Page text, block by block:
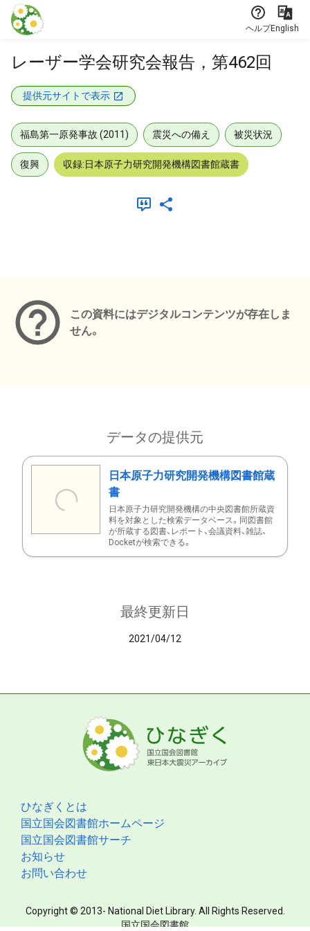
本文に飛ぶ
ヘルプEnglish
レーザー学会研究会報告，第462回
提供元サイトで表示
福島第一原発事故 (2011) 震災への備え 被災状況
復興 収録:日本原子力研究開発機構図書館蔵書
この資料にはデジタルコンテンツが存在しま
せん。
データの提供元
日本原子力研究開発機構図書館蔵
書
日本原子力研究開発機構の中央図書館所蔵資
料を対象とした検索データベース。同図書館
が所蔵する図書、レポート、会議資料、雑誌、
Docketが検索できる。
最終更新日
2021/04/12
ひなぎくとは
国立国会図書館ホームページ
国立国会図書館サーチ
お知らせ
お問い合わせ
Copyright © 2013- National Diet Library. All Rights Reserved.